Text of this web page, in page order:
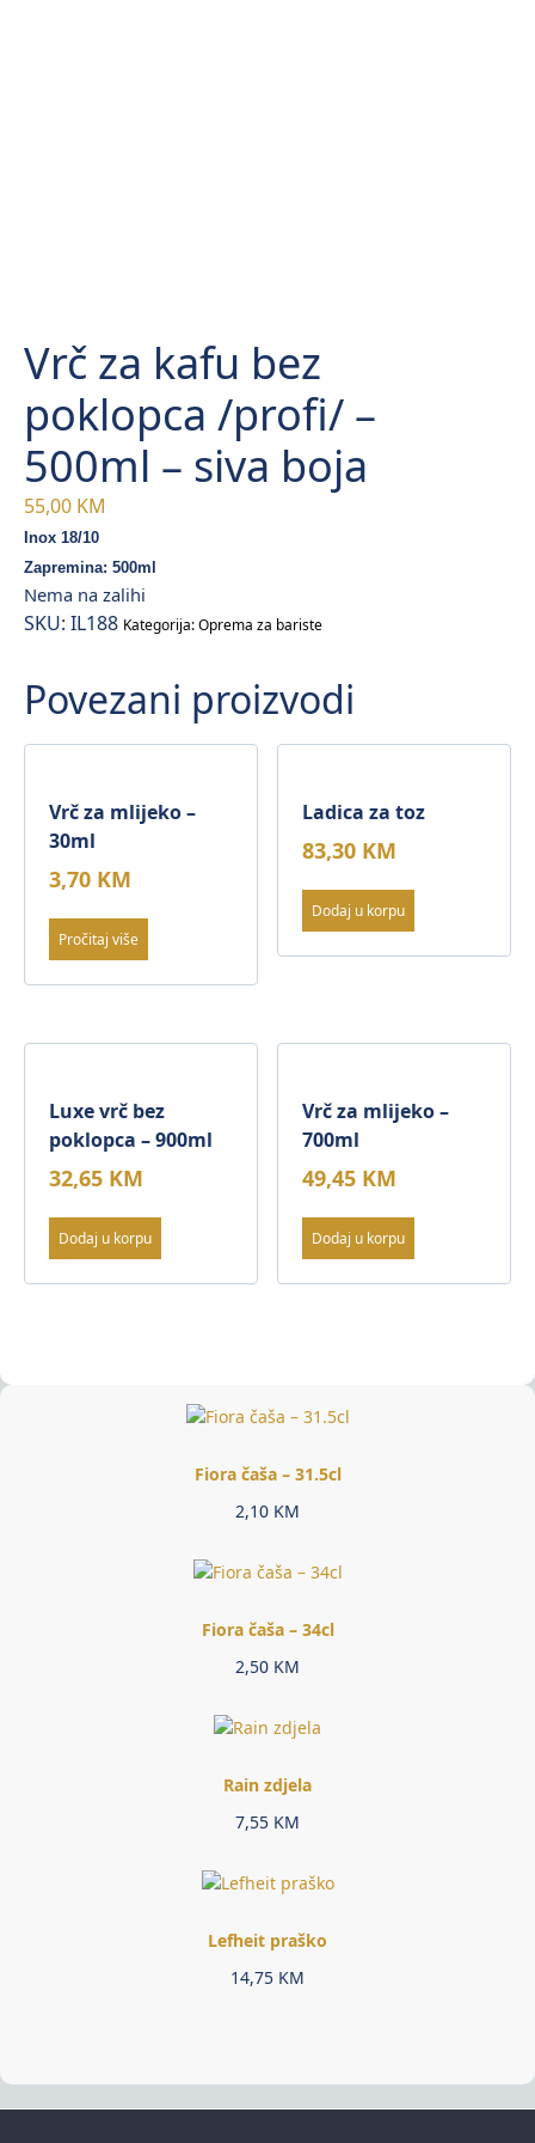
Vrč za kafu bez
poklopca /profi/ –
500ml – siva boja
55,00 KM
Inox 18/10
Zapremina: 500ml
Nema na zalihi
SKU: IL188 Kategorija:Oprema za bariste
Povezani proizvodi
Vrč za mlijeko –
30ml
3,70 KM
Pročitaj više
Ladica za toz
83,30 KM
Dodaj u korpu
Luxe vrč bez
poklopca – 900ml
32,65 KM
Dodaj u korpu
Vrč za mlijeko –
700ml
49,45 KM
Dodaj u korpu
Fiora čaša – 31.5cl
2,10 KM
Fiora čaša – 34cl
2,50 KM
Rain zdjela
7,55 KM
Lefheit praško
14,75 KM